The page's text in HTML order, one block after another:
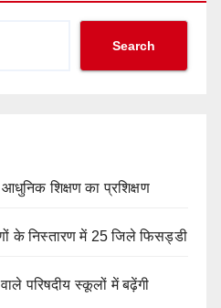
Search
शिक्षण का प्रशिक्षण
के निस्तारण में 25 जिले फिसड्डी
परिषदीय स्कूलों में बढ़ेंगी